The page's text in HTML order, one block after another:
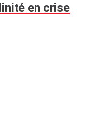
en crise